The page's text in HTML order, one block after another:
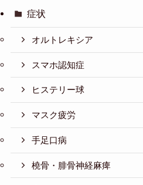
症状
オルトレキシア
スマホ認知症
ヒステリー球
マスク疲労
手足口病
橈骨・腓骨神経麻痺